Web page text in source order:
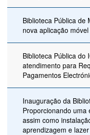
Biblioteca Pública de
nova aplicação móvel
Biblioteca Pública do
atendimento para
Pagamentos
Inauguração da
Proporcionando uma
assim como
aprendizagem e lazer